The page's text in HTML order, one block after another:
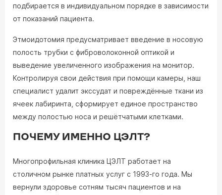
подбирается в индивидуальном порядке в зависимости
от показаний пациента.
Этмоидотомия предусматривает введение в носовую
полость трубки с фиброволоконной оптикой и
выведение увеличенного изображения на монитор.
Контролируя свои действия при помощи камеры, наш
специалист удалит экссудат и повреждённые ткани из
ячеек лабиринта, сформирует единое пространство
между полостью носа и решётчатыми клетками.
ПОЧЕМУ ИМЕННО ЦЭЛТ?
Многопрофильная клиника ЦЭЛТ работает на
столичном рынке платных услуг с 1993-го года. Мы
вернули здоровье сотням тысяч пациентов и на